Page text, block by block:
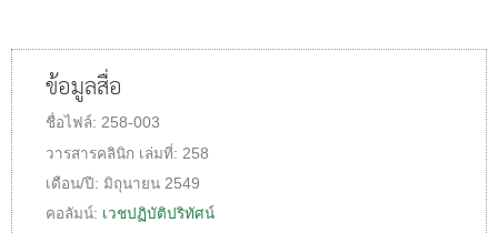
ข้อมูลสื่อ
ชื่อไฟล์: 258-003
วารสารคลินิก เล่มที่: 258
เดือน/ปี: มิถุนายน 2549
คอลัมน์: เวชปฏิบัติปริทัศน์